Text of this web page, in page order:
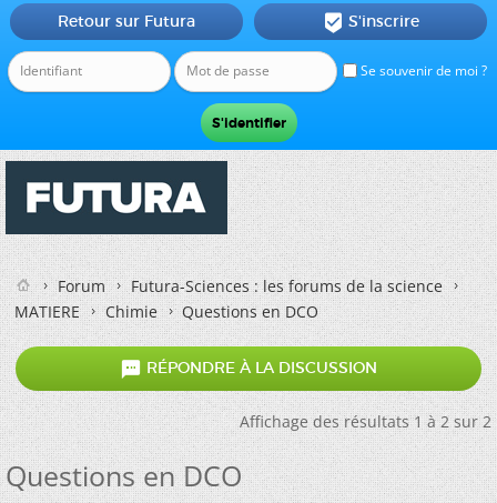
Se souvenir de moi ?
Retour sur Futura  S'inscrire
Forum
Futura-Sciences : les forums de la science
MATIERE
Chimie Questions en DCO
 RÉPONDRE À LA DISCUSSION
Affichage des résultats 1 à 2 sur 2
Questions en DCO